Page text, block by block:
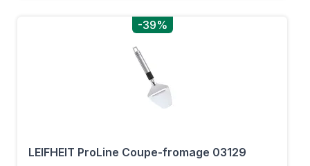
-39%
LEIFHEIT ProLine Coupe-fromage 03129